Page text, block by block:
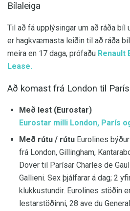
Bílaleiga
Til að fá upplýsingar um að ráða bíl
er hagkvæmasta leiðin til að ráða
meira en 17 daga, prófaðu Renault
Lease.
Að komast frá London til
Með lest (Eurostar)
Eurostar milli London, París
Með rútu / rútu Eurolines
frá London, Gillingham,
Dover til Parísar Charles de
Gallieni. Sex þjálfarar á dag; 2
klukkustundir. Eurolines stöðin
lestarstöðinni, 28 ave du